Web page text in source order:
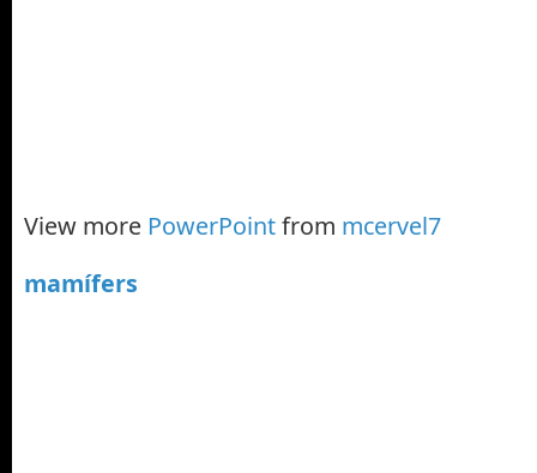
View more PowerPointfrom mcervel7
mamífers